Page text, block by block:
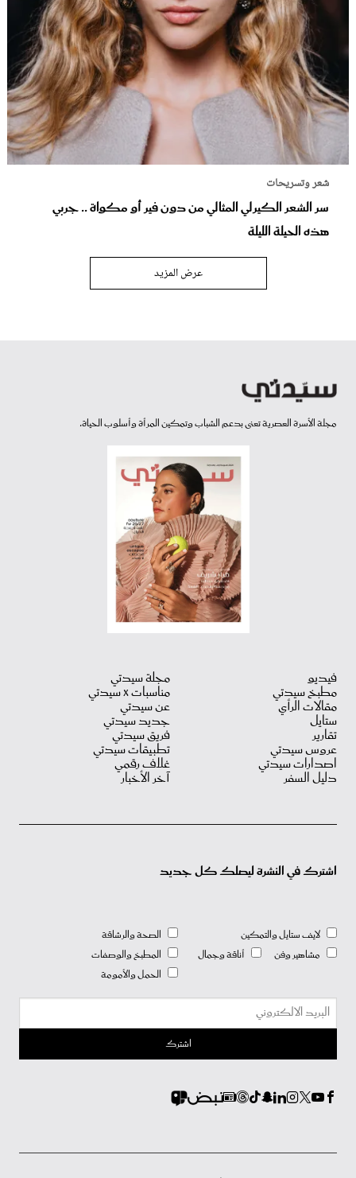
شعر وتسريحات
سر الشعر الكيرلي المثالي من دون فير أو مكواة .. جربي
هذه الحيلة الليلة
عرض المزيد
مجلة الأسرة العصرية تعنى بدعم الشباب وتمكين المرأة وأسلوب الحياة.
فيديو
مطبخ سيدتي
مقالات الرأي
ستايل
تقارير
عروس سيدتي
اصدارات سيدتي
دليل السفر
مجلة سيدتي
مناسبات X سيدتي
عن سيدتي
جديد سيدتي
فريق سيدتي
تطبيقات سيدتي
غلاف رقمي
آخر الأخبار
اشترك في النشرة ليصلك كل جديد
لايف ستايل والتمكين
مشاهير وفن
أناقة وجمال
الصحة والرشاقة
المطبخ والوصفات
الحمل والأمومة